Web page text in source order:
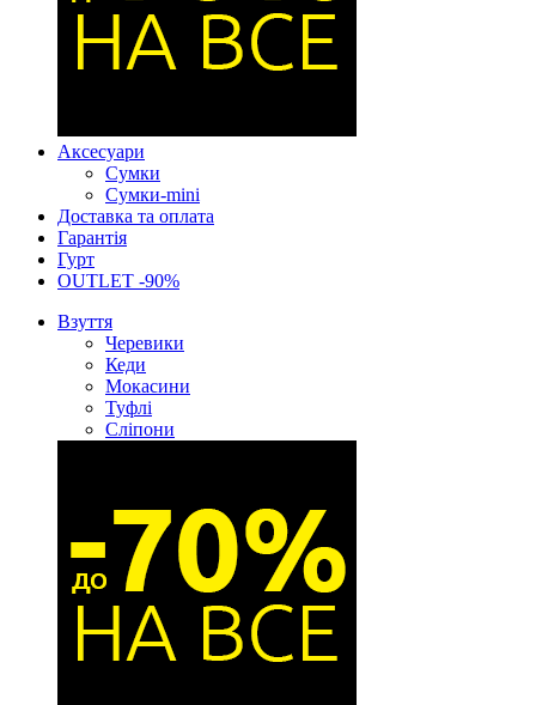
Аксесуари
Сумки
Сумки-mini
Доставка та оплата
Гарантія
Гурт
OUTLET -90%
Взуття
Черевики
Кеди
Мокасини
Туфлі
Сліпони